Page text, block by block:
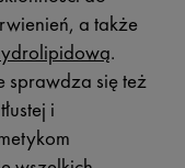
a także
.
sprawdza się też
i